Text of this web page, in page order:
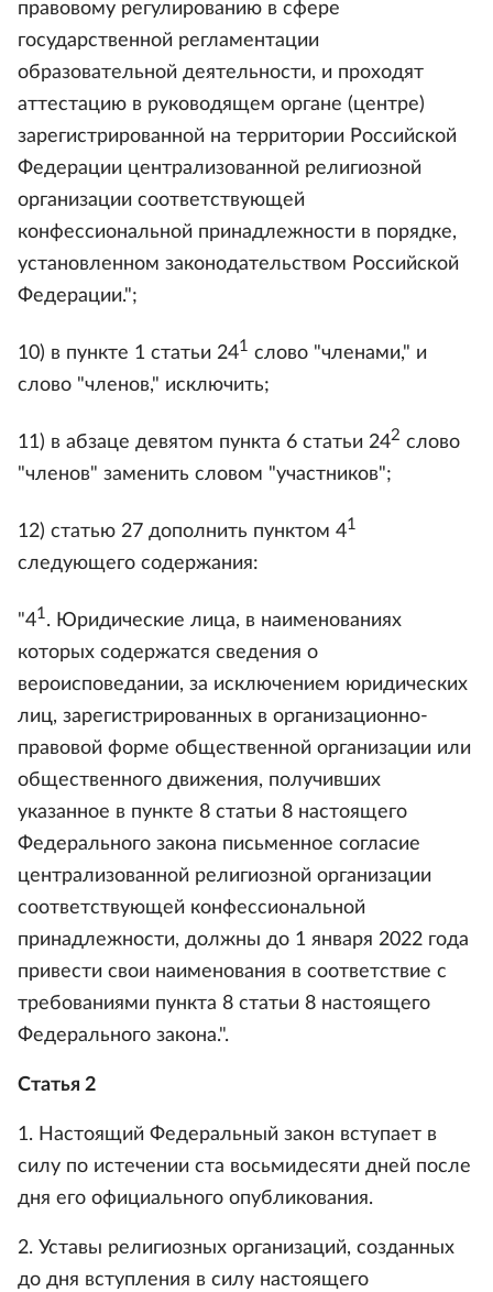
правовому регулированию в сфере
государственной регламентации
образовательной деятельности, и проходят
аттестацию в руководящем органе (центре)
зарегистрированной на территории Российской
Федерации централизованной религиозной
организации соответствующей
конфессиональной принадлежности в порядке,
установленном законодательством Российской
Федерации.";
10) в пункте 1 статьи 241 слово "членами," и
слово "членов," исключить;
11) в абзаце девятом пункта 6 статьи 242 слово
"членов" заменить словом "участников";
12) статью 27 дополнить пунктом 41
следующего содержания:
"41. Юридические лица, в наименованиях
которых содержатся сведения о
вероисповедании, за исключением юридических
лиц, зарегистрированных в организационно-
правовой форме общественной организации или
общественного движения, получивших
указанное в пункте 8 статьи 8 настоящего
Федерального закона письменное согласие
централизованной религиозной организации
соответствующей конфессиональной
принадлежности, должны до 1 января 2022 года
привести свои наименования в соответствие с
требованиями пункта 8 статьи 8 настоящего
Федерального закона.".
Статья 2
1. Настоящий Федеральный закон вступает в
силу по истечении ста восьмидесяти дней после
дня его официального опубликования.
2. Уставы религиозных организаций, созданных
до дня вступления в силу настоящего